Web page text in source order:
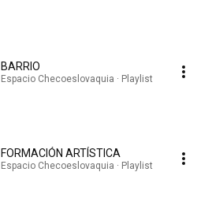
BARRIO
Espacio Checoeslovaquia · Playlist
FORMACIÓN ARTÍSTICA
Espacio Checoeslovaquia · Playlist